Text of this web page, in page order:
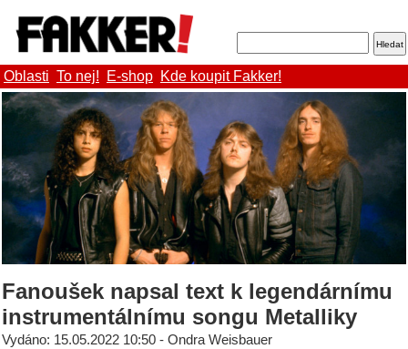
Oblasti To nej! E-shop Kde koupit Fakker!
Fanoušek napsal text k legendárnímu
instrumentálnímu songu Metalliky
Vydáno: 15.05.2022 10:50 - Ondra Weisbauer